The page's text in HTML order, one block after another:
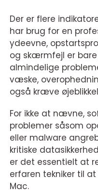
Der er flere
har brug for en
ydeevne,
og skærmfejl er
almindelige
væske,
også kræve
For ikke at nævne,
problemer såsom
eller malware
kritiske
er det essentielt at
erfaren tekniker til
Mac.